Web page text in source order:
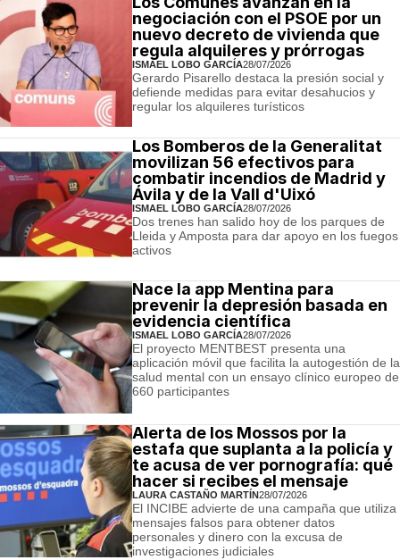
negociación con el PSOE por un
nuevo decreto de vivienda que
regula alquileres y prórrogas
ISMAEL LOBO GARCÍA28/07/2026
Gerardo Pisarello destaca la presión social y
defiende medidas para evitar desahucios y
regular los alquileres turísticos
Los Bomberos de la Generalitat
movilizan 56 efectivos para
combatir incendios de Madrid y
Ávila y de la Vall d'Uixó
ISMAEL LOBO GARCÍA28/07/2026
Dos trenes han salido hoy de los parques de
Lleida y Amposta para dar apoyo en los fuegos
activos
Nace la app Mentina para
prevenir la depresión basada en
evidencia científica
ISMAEL LOBO GARCÍA28/07/2026
El proyecto MENTBEST presenta una
aplicación móvil que facilita la autogestión de la
salud mental con un ensayo clínico europeo de
660 participantes
Alerta de los Mossos por la
estafa que suplanta a la policía y
te acusa de ver pornografía: qué
hacer si recibes el mensaje
LAURA CASTAÑO MARTÍN28/07/2026
El INCIBE advierte de una campaña que utiliza
mensajes falsos para obtener datos
personales y dinero con la excusa de
investigaciones judiciales